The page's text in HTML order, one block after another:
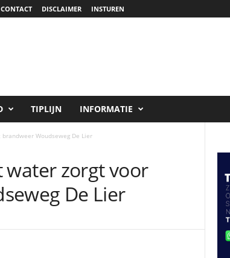
CONTACT DISCLAIMER INSTUREN
TIPLIJN INFORMATIE
Woudseweg De Lier
water zorgt voor
De Lier